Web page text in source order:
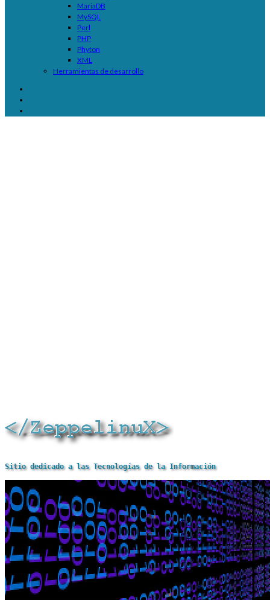
MariaDB
MySQL
Perl
PHP
Phyton
XML
Herramientas de desarrollo
Sitio dedicado a las Tecnologías de la Información